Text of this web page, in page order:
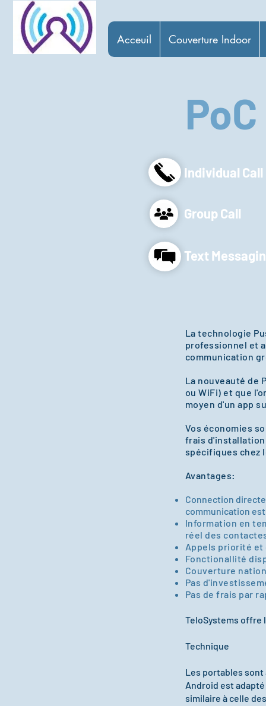
Acceuil Couverture Indoor
Individual Call
Group Call
Text
La technologie
professionnel et
communication
La nouveauté de
ou WiFi) et que
moyen d'un app
Vos économies
frais
spécifiques chez
Avantages:
Connection
communication
Information en
réel des
Appels priorité et
Fonctionallité
Couverture
Pas
Pas de frais par
TeloSystems offre
Technique
Les portables sont
Android est
similaire à celle